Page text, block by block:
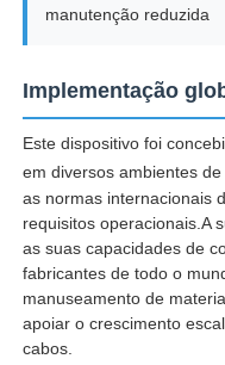
manutenção reduzida
Implementação
Este dispositivo foi
em diversos ambientes de
as normas internacionais
requisitos operacionais.A
as suas capacidades de
fabricantes de todo o
manuseamento de
apoiar o crescimento
cabos.